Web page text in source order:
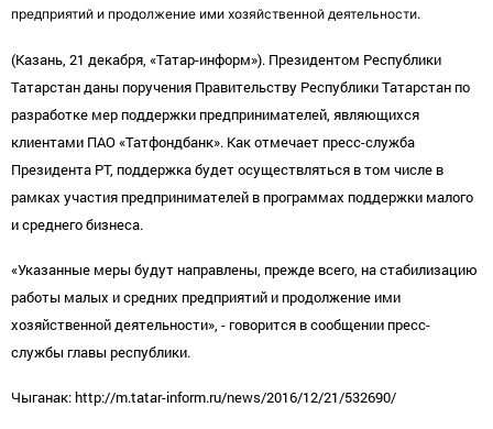
предприятий и продолжение ими хозяйственной деятельности.
(Казань, 21 декабря, «Татар-информ»). Президентом Республики
Татарстан даны поручения Правительству Республики Татарстан по
разработке мер поддержки предпринимателей, являющихся
клиентами ПАО «Татфондбанк». Как отмечает пресс-служба
Президента РТ, поддержка будет осуществляться в том числе в
рамках участия предпринимателей в программах поддержки малого
и среднего бизнеса.
«Указанные меры будут направлены, прежде всего, на стабилизацию
работы малых и средних предприятий и продолжение ими
хозяйственной деятельности», - говорится в сообщении пресс-
службы главы республики.
Чыганак: http://m.tatar-inform.ru/news/2016/12/21/532690/